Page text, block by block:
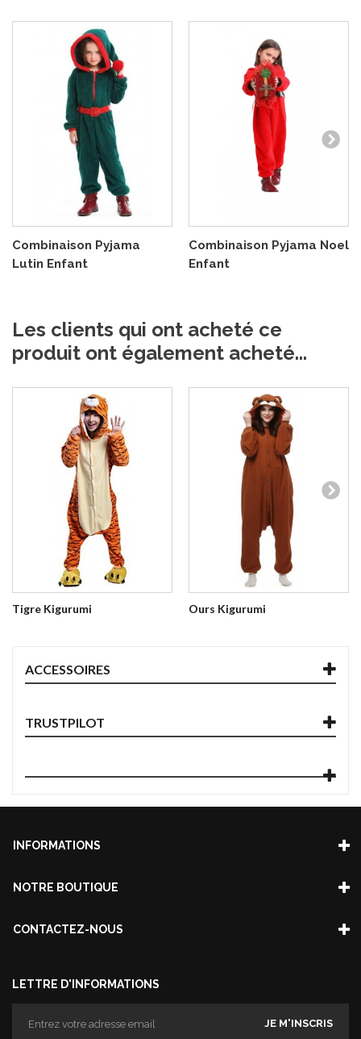
Combinaison Pyjama
Lutin Enfant
Combinaison Pyjama Noel
Enfant
Les clients qui ont acheté ce
produit ont également acheté...
Tigre Kigurumi Ours Kigurumi
ACCESSOIRES
TRUSTPILOT
INFORMATIONS
NOTRE BOUTIQUE
CONTACTEZ-NOUS
LETTRE D'INFORMATIONS
JE M'INSCRIS